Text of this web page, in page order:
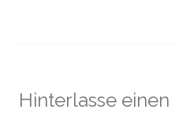
Hinterlasse einen